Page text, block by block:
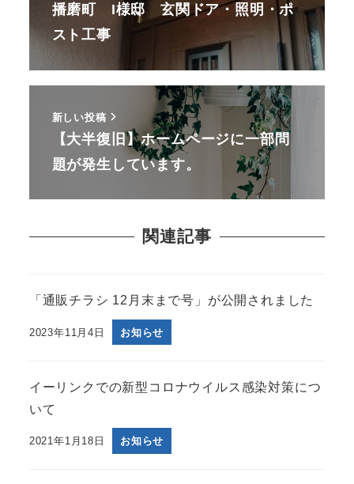
播磨町 I様邸 玄関ドア・照明・ポ
スト工事
新しい投稿
【大半復旧】ホームページに一部問
題が発生しています。
関連記事
「通販チラシ 12月末まで号」が公開されました
2023年11月4日 お知らせ
イーリンクでの新型コロナウイルス感染対策につ
いて
2021年1月18日 お知らせ